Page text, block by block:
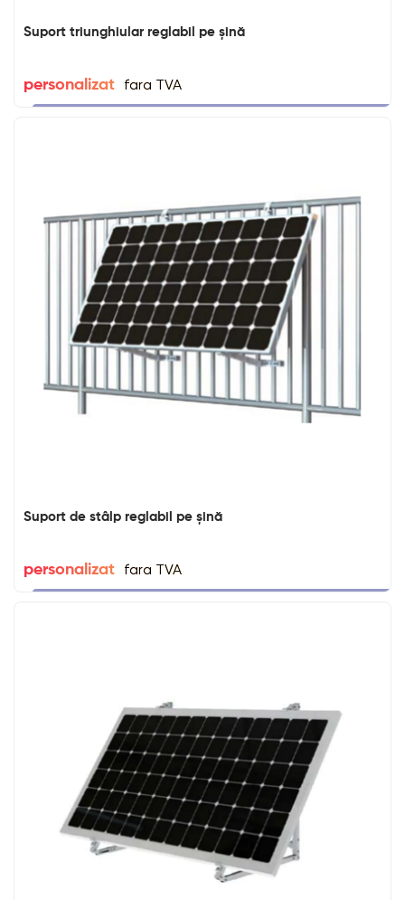
Suport triunghiular reglabil pe șină
personalizat fara TVA
Suport de stâlp reglabil pe șină
personalizat fara TVA